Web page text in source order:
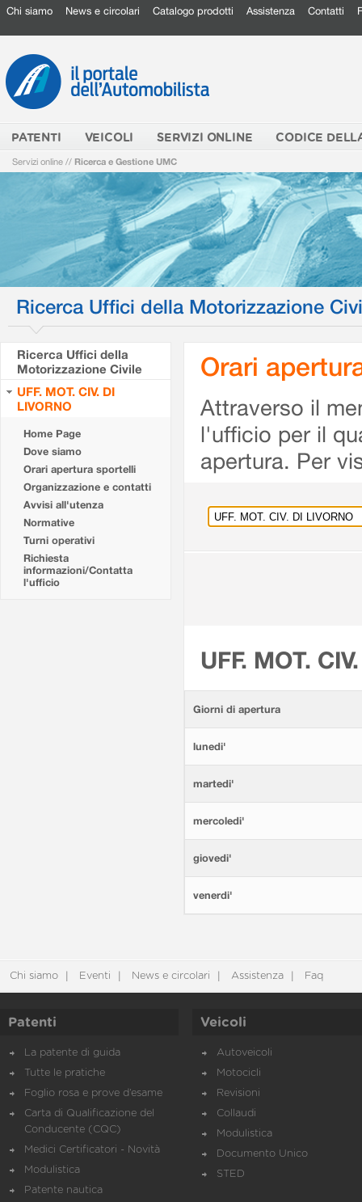
Chi siamo News e circolari Catalogo prodotti Assistenza Contatti
PATENTI VEICOLI SERVIZI ONLINE CODICE
Servizi online // Ricerca e Gestione UMC
Ricerca Uffici della Motorizzazione
Ricerca Uffici della
Motorizzazione Civile
UFF. MOT. CIV. DI
LIVORNO
Home Page
Dove siamo
Orari apertura sportelli
Organizzazione e contatti
Avvisi all'utenza
Normative
Turni operativi
Richiesta
informazioni/Contatta
l'ufficio
Orari
Attraverso il
l'ufficio per il
apertura. Per
UFF. MOT.
Giorni di apertura
lunedi'
martedi'
mercoledi'
giovedi'
venerdi'
Chi siamo Eventi News e circolari Assistenza Faq
Patenti
La patente di guida
Tutte le pratiche
Foglio rosa e prove d’esame
Carta di Qualificazione del
Conducente (CQC)
Medici Certificatori - Novità
Modulistica
Patente nautica
Veicoli
Autoveicoli
Motocicli
Revisioni
Collaudi
Modulistica
Documento Unico
STED